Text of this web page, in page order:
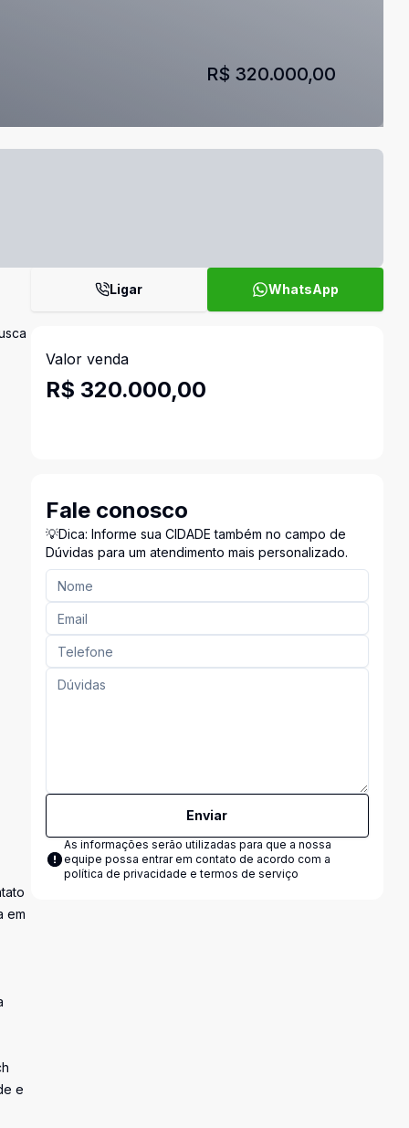
R$ 320.000,00
em
e
Ligar WhatsApp
Valor venda
R$ 320.000,00
Fale conosco
💡Dica: Informe sua CIDADE também no campo de
Dúvidas para um atendimento mais personalizado.
Enviar
As informações serão utilizadas para que a nossa
equipe possa entrar em contato de acordo com a
política de privacidade e termos de serviço